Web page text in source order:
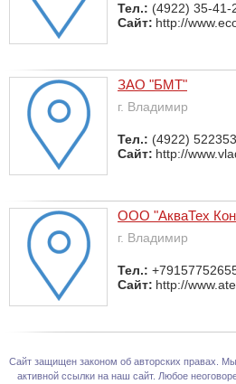
Тел.: (4922) 35-41-
Сайт: http://
ЗАО "БМТ"
г. Владимир
Тел.: (4922) 522353
Сайт: http://
ООО "АкваТех
г. Владимир
Тел.:
Сайт: http://
Сайт защищен законом об авторских правах.
активной ссылки на наш сайт. Любое